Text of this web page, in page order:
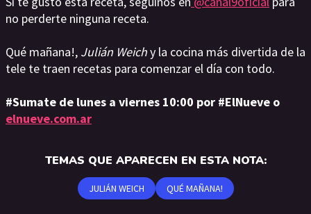
no perderte ninguna receta.
Qué mañana!, Julián Weichy la cocina más divertida de la
tele te traen recetas para comenzar el día con todo.
#Sumate de lunes a viernes 10:00 por #ElNueve o
elnueve.com.ar
TEMAS QUE APARECEN EN ESTA NOTA:
JULIÁN WEICH QUÉ MAÑANA!